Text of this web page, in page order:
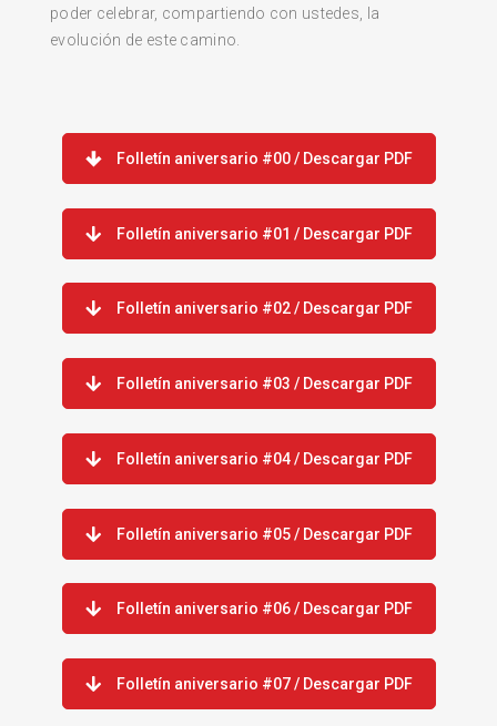
poder celebrar, compartiendo con ustedes, la
evolución de este camino.
Folletín aniversario #00 / Descargar PDF
Folletín aniversario #01 / Descargar PDF
Folletín aniversario #02 / Descargar PDF
Folletín aniversario #03 / Descargar PDF
Folletín aniversario #04 / Descargar PDF
Folletín aniversario #05 / Descargar PDF
Folletín aniversario #06 / Descargar PDF
Folletín aniversario #07 / Descargar PDF